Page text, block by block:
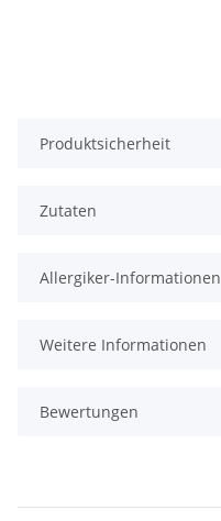
Produktsicherheit
Zutaten
Allergiker-Informationen
Weitere Informationen
Bewertungen